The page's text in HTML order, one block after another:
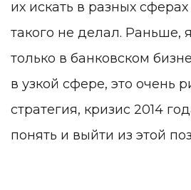
их искать в разных
такого не делал. Раньше,
только в банковском
в узкой сфере, это очень
стратегия, кризис 2014
понять и выйти из этой